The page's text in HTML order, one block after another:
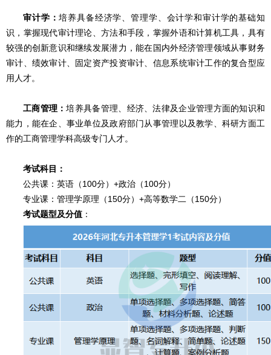
审计学：培养具备经济学、管理学、会计学和审计学的基础知
识，掌握现代审计理论、方法和手段，掌握外语和计算机工具，具有
较强的创新意识和继续发展潜力，能在国内外经济管理领域从事财务
审计、绩效审计、固定资产投资审计、信息系统审计工作的复合型应
用人才。
工商管理：培养具备管理、经济、法律及企业管理方面的知识和
能力，能在企、事业单位及政府部门从事管理以及教学、科研方面工
作的工商管理学科高级专门人才。
考试科目：
公共课：英语（100分）+政治（100分）
专业课：管理学原理（150分）+高等数学二（150分）
考试题型及分值 ：